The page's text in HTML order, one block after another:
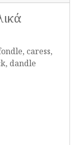
caress,
dandle